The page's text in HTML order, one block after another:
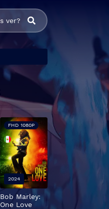
Bob Marley:
One Love
FHD 1080P
2024